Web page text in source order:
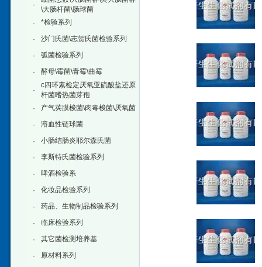
·
\大肠杆菌\肠球菌
·
*检验系列
· 沙门氏菌\志贺氏菌检验系列
· 弧菌检验系列
· 酵母\霉菌\青霉\曲霉
·
c四环素检定厌氧亚硫酸盐还原
杆菌嗜热菌芽孢
·
产气荚膜梭菌\肉毒梭菌\厌氧菌
· 溶血性链球菌
· 小肠结肠炎耶尔森氏菌
· 李斯特氏菌检验系列
· 啤酒检验系
· 化妆品检验系列
· 药品、生物制品检验系列
· 临床检验系列
· 其它菌检测培养基
· 原材料系列